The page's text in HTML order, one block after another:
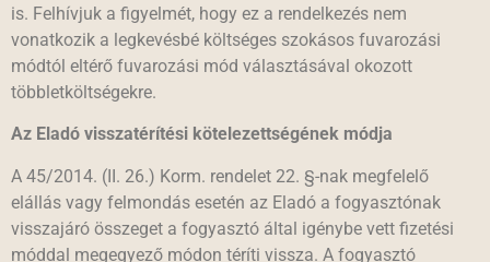
is. Felhívjuk a figyelmét, hogy ez a rendelkezés nem
vonatkozik a legkevésbé költséges szokásos fuvarozási
módtól eltérő fuvarozási mód választásával okozott
többletköltségekre.
Az Eladó visszatérítési kötelezettségének módja
A 45/2014. (II. 26.) Korm. rendelet 22. §-nak megfelelő
elállás vagy felmondás esetén az Eladó a fogyasztónak
visszajáró összeget a fogyasztó által igénybe vett fizetési
móddal megegyező módon téríti vissza. A fogyasztó